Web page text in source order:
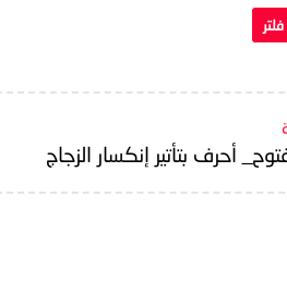
فلتر
أحرف بتأتير إنكسار الزجاج